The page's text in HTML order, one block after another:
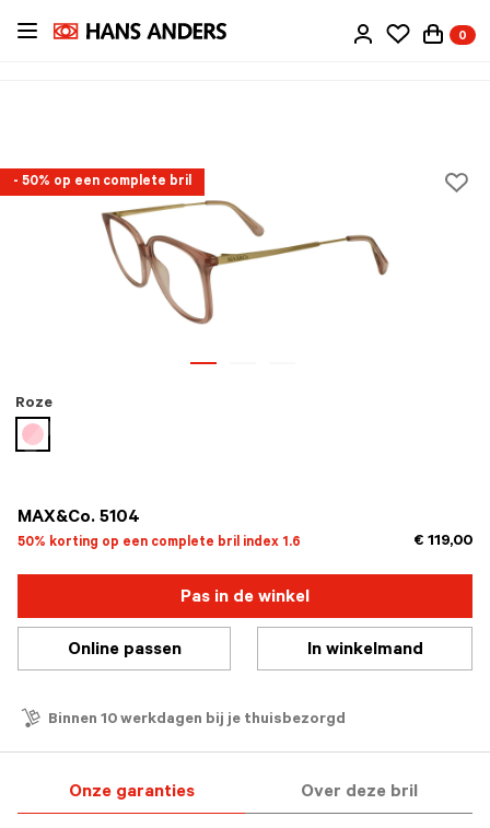
Ga
0
- 50% op een complete bril
MAX&Co. 5104
50% korting op een complete bril index 1.6 € 119,00
Roze
geselecteerd
Pas in de winkel
Online passen In winkelmand
Binnen 10 werkdagen bij je thuisbezorgd
Onze garanties Over deze bril